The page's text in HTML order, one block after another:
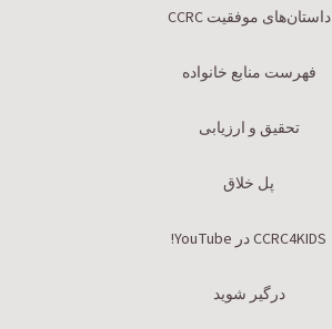
داستان‌های موفقیت CCRC
فهرست منابع خانواده
تحقیق و ارزیابی
پل خلاق
CCRC4KIDS در YouTube!
درگیر شوید